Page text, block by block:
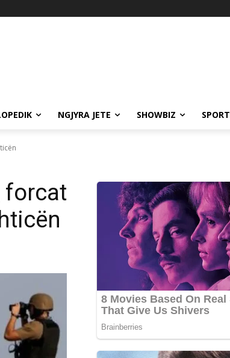
NGJYRA JETE SHOWBIZ SPORT
forcat